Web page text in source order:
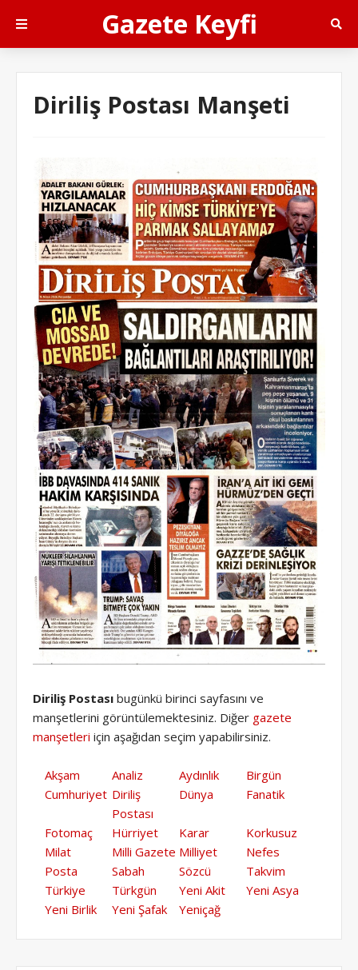
Gazete Keyfi
Diriliş Postası Manşeti
Diriliş Postası bugünkü birinci sayfasını ve
manşetlerini görüntülemektesiniz. Diğer gazete
manşetleri için aşağıdan seçim yapabilirsiniz.
Akşam Analiz Aydınlık
Birgün
Cumhuriyet Diriliş
Postası
Dünya Fanatik
Fotomaç Hürriyet Karar
Korkusuz
Milat
Milli Gazete Milliyet
Nefes
Posta
Sabah Sözcü
Takvim
Türkiye
Türkgün Yeni Akit
Yeni Asya
Yeni Birlik
Yeni Şafak Yeniçağ